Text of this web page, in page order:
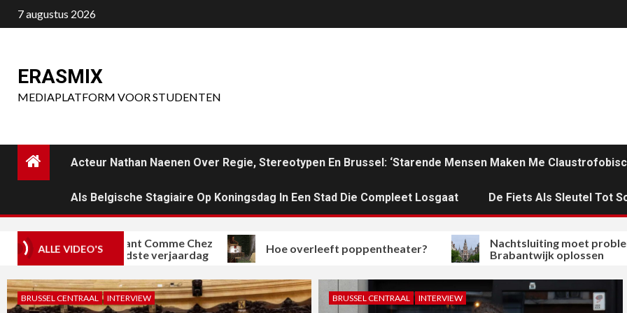
naar
7 augustus 2026
ERASMIX
MEDIAPLATFORM VOOR STUDENTEN
Acteur Nathan Naenen Over Regie, Stereotypen En Brussel: ‘Starende Mensen Maken Me
Als Belgische Stagiaire Op Koningsdag In Een Stad Die Compleet Losgaat De Fiets Als Sleutel Tot
ALLE VIDEO'SComme Chez
viert honderdste verjaardag
Hoe overleeft poppentheater?
Nachtsluiting moet problemen in
Brabantwijk oplossen
BRUSSEL CENTRAAL INTERVIEW BRUSSEL CENTRAAL INTERVIEW